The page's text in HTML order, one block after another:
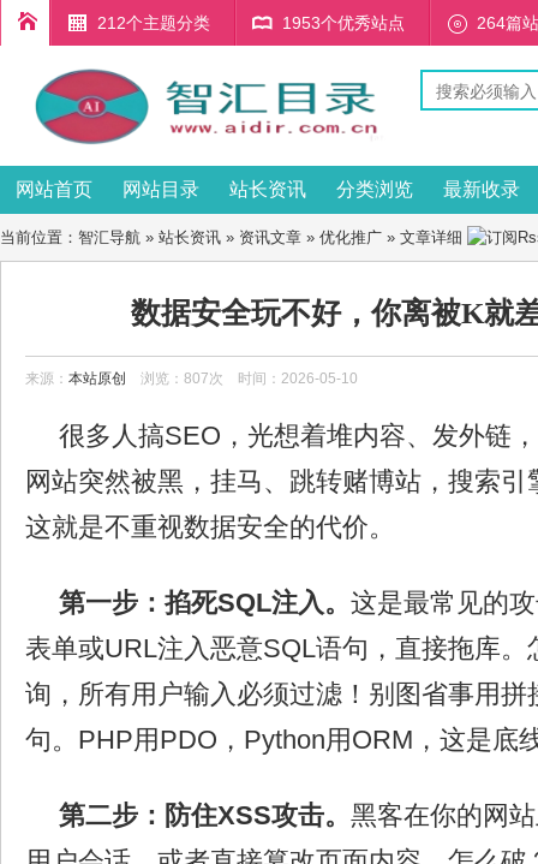
212个主题分类 1953个优秀站点 264篇
网站首页 网站目录 站长资讯 分类浏览 最新收录
当前位置： 智汇导航 » 站长资讯 » 资讯文章 » 优化推广 » 文章详细
数据安全玩不好，你离被K就
来源： 本站原创 浏览：807次 时间：2026-05-10
很多人搞SEO，光想着堆内容、发外链
网站突然被黑，挂马、跳转赌博站，搜索
这就是不重视数据安全的代价。
第一步：掐死SQL注入。 这是最常见的
表单或URL注入恶意SQL语句，直接拖库。
询，所有用户输入必须过滤！别图省事用拼
句。PHP用PDO，Python用ORM，这是底
第二步：防住XSS攻击。 黑客在你的网